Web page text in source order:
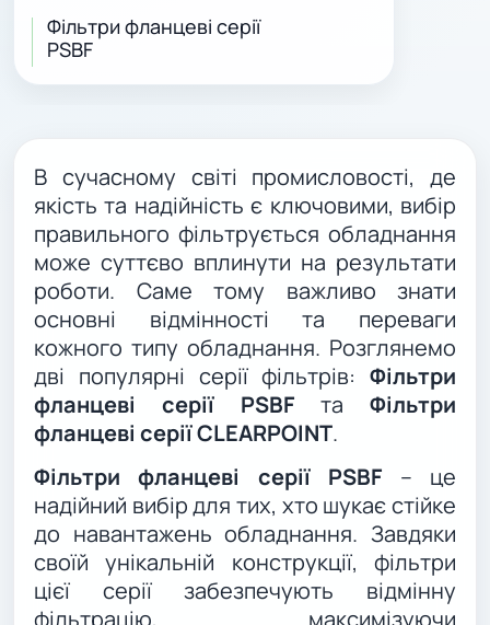
Фільтри фланцеві серії
PSBF
В сучасному світі промисловості, де
якість та надійність є ключовими, вибір
правильного фільтрується обладнання
може суттєво вплинути на результати
роботи. Саме тому важливо знати
основні відмінності та переваги
кожного типу обладнання. Розглянемо
дві популярні серії фільтрів: Фільтри
фланцеві серії PSBF та Фільтри
фланцеві серії CLEARPOINT.
Фільтри фланцеві серії PSBF – це
надійний вибір для тих, хто шукає стійке
до навантажень обладнання. Завдяки
своїй унікальній конструкції, фільтри
цієї серії забезпечують відмінну
фільтрацію, максимізуючи